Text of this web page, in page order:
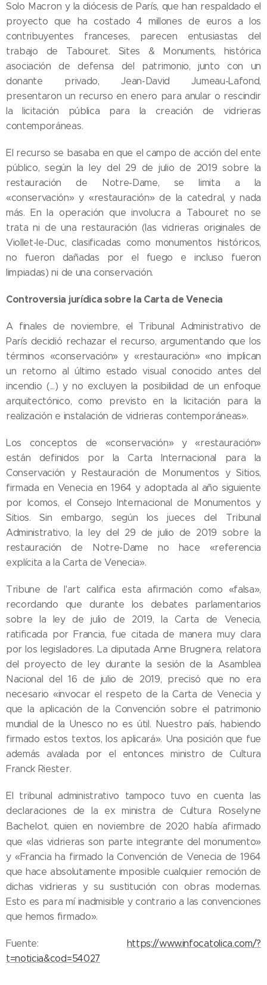
Solo Macron y la diócesis de París, que han respaldado el
proyecto que ha costado 4 millones de euros a los
contribuyentes franceses, parecen entusiastas del
trabajo de Tabouret. Sites & Monuments, histórica
asociación de defensa del patrimonio, junto con un
donante privado, Jean-David Jumeau-Lafond,
presentaron un recurso en enero para anular o rescindir
la licitación pública para la creación de vidrieras
contemporáneas.
El recurso se basaba en que el campo de acción del ente
público, según la ley del 29 de julio de 2019 sobre la
restauración de Notre-Dame, se limita a la
«conservación» y «restauración» de la catedral, y nada
más. En la operación que involucra a Tabouret no se
trata ni de una restauración (las vidrieras originales de
Viollet-le-Duc, clasificadas como monumentos históricos,
no fueron dañadas por el fuego e incluso fueron
limpiadas) ni de una conservación.
Controversia jurídica sobre la Carta de Venecia
A finales de noviembre, el Tribunal Administrativo de
París decidió rechazar el recurso, argumentando que los
términos «conservación» y «restauración» «no implican
un retorno al último estado visual conocido antes del
incendio (...) y no excluyen la posibilidad de un enfoque
arquitectónico, como previsto en la licitación para la
realización e instalación de vidrieras contemporáneas».
Los conceptos de «conservación» y «restauración»
están definidos por la Carta Internacional para la
Conservación y Restauración de Monumentos y Sitios,
firmada en Venecia en 1964 y adoptada al año siguiente
por Icomos, el Consejo Internacional de Monumentos y
Sitios. Sin embargo, según los jueces del Tribunal
Administrativo, la ley del 29 de julio de 2019 sobre la
restauración de Notre-Dame no hace «referencia
explícita a la Carta de Venecia».
Tribune de l'art califica esta afirmación como «falsa»,
recordando que durante los debates parlamentarios
sobre la ley de julio de 2019, la Carta de Venecia,
ratificada por Francia, fue citada de manera muy clara
por los legisladores. La diputada Anne Brugnera, relatora
del proyecto de ley durante la sesión de la Asamblea
Nacional del 16 de julio de 2019, precisó que no era
necesario «invocar el respeto de la Carta de Venecia y
que la aplicación de la Convención sobre el patrimonio
mundial de la Unesco no es útil. Nuestro país, habiendo
firmado estos textos, los aplicará». Una posición que fue
además avalada por el entonces ministro de Cultura
Franck Riester.
El tribunal administrativo tampoco tuvo en cuenta las
declaraciones de la ex ministra de Cultura Roselyne
Bachelot, quien en noviembre de 2020 había afirmado
que «las vidrieras son parte integrante del monumento»
y «Francia ha firmado la Convención de Venecia de 1964
que hace absolutamente imposible cualquier remoción de
dichas vidrieras y su sustitución con obras modernas.
Esto es para mí inadmisible y contrario a las convenciones
que hemos firmado».
Fuente:
https://www.infocatolica.com/?
t=noticia&cod=54027
05.08.2026
Ley del
asistido
entra en
04.08.2026